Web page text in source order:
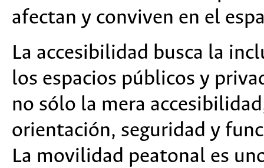
afectan y conviven en el
La accesibilidad busca la
los espacios públicos y
no sólo la mera
orientación, seguridad y
La movilidad peatonal es